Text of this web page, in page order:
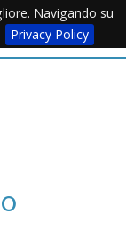
Navigando su
Privacy PolicyMenu